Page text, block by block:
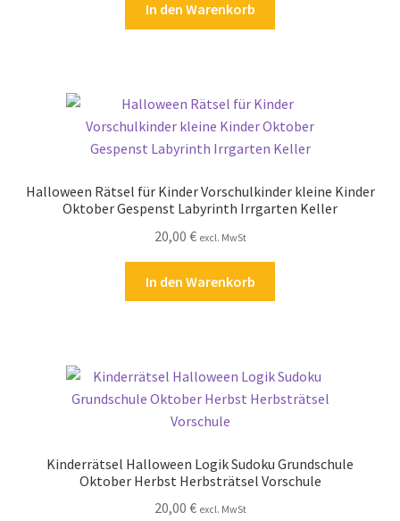
In den Warenkorb
Halloween Rätsel für Kinder Vorschulkinder kleine Kinder
Oktober Gespenst Labyrinth Irrgarten Keller
20,00 € excl. MwSt
In den Warenkorb
Kinderrätsel Halloween Logik Sudoku Grundschule
Oktober Herbst Herbsträtsel Vorschule
20,00 € excl. MwSt